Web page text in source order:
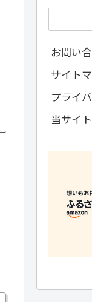
お問い
サイト
プライ
当サイ